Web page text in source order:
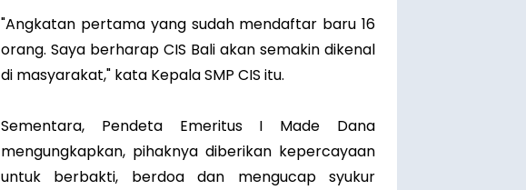
"Angkatan pertama yang sudah mendaftar baru 16
orang. Saya berharap CIS Bali akan semakin dikenal
di masyarakat," kata Kepala SMP CIS itu.
Sementara, Pendeta Emeritus I Made Dana
mengungkapkan, pihaknya diberikan kepercayaan
untuk berbakti, berdoa dan mengucap syukur